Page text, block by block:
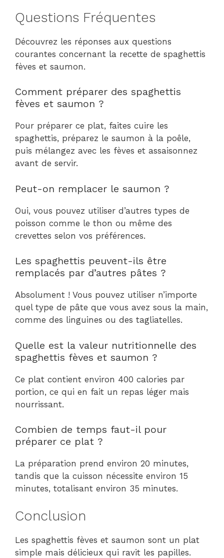
Questions Fréquentes
Découvrez les réponses aux questions
courantes concernant la recette de spaghettis
fèves et saumon.
Comment préparer des spaghettis
fèves et saumon ?
Pour préparer ce plat, faites cuire les
spaghettis, préparez le saumon à la poêle,
puis mélangez avec les fèves et assaisonnez
avant de servir.
Peut-on remplacer le saumon ?
Oui, vous pouvez utiliser d’autres types de
poisson comme le thon ou même des
crevettes selon vos préférences.
Les spaghettis peuvent-ils être
remplacés par d’autres pâtes ?
Absolument ! Vous pouvez utiliser n’importe
quel type de pâte que vous avez sous la main,
comme des linguines ou des tagliatelles.
Quelle est la valeur nutritionnelle des
spaghettis fèves et saumon ?
Ce plat contient environ 400 calories par
portion, ce qui en fait un repas léger mais
nourrissant.
Combien de temps faut-il pour
préparer ce plat ?
La préparation prend environ 20 minutes,
tandis que la cuisson nécessite environ 15
minutes, totalisant environ 35 minutes.
Conclusion
Les spaghettis fèves et saumon sont un plat
simple mais délicieux qui ravit les papilles.